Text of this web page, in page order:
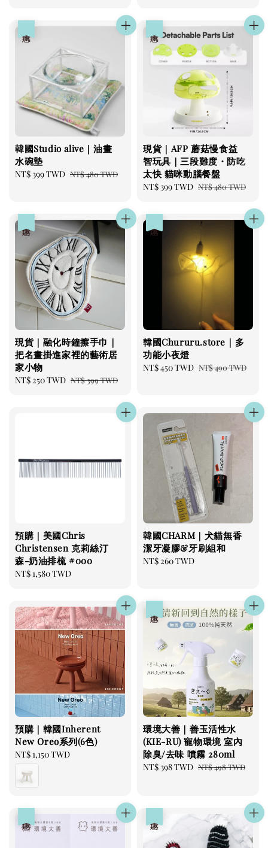
韓國Studio alive｜油畫
水碗墊
Sale
NT$ 399 TWD Regular
NT$ 480 TWD
現貨｜AFP 蘑菇慢食益
智玩具｜三段難度・防吃
太快 貓咪動腦餐盤
Sale
NT$ 399 TWD Regular
NT$ 480 TWD
現貨｜融化時鐘擦手巾｜
把名畫掛進家裡的藝術居
家小物
Sale
NT$ 250 TWD Regular
NT$ 399 TWD
韓國Chururu.store｜多
功能小夜燈
Sale
NT$ 450 TWD Regular
NT$ 490 TWD
預購｜美國Chris
Christensen 克莉絲汀
森-奶油排梳 #000
Regular
NT$ 1,580 TWD
韓國CHARM｜犬貓無香
潔牙凝膠&牙刷組和
Regular
NT$ 260 TWD
預購｜韓國Inherent
New Oreo系列(6色)
Regular
price
NT$ 1,150 TWD
環境大善｜善玉活性水
(KIE-RU) 寵物環境 室內
除臭/去味 噴霧 280ml
Sale
NT$ 398 TWD Regular
NT$ 498 TWD